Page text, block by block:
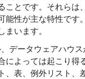
ことです。それらは
能性が主な特性です
います。
データウェアハウ
によっては起こり得
、表、例外リスト、